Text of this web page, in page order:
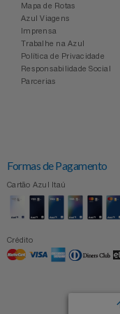
Mapa de Rotas
Azul Viagens
Imprensa
Trabalhe na Azul
Política de Privacidade
Responsabilidade Social
Parcerias
Formas de Pagamento
Cartão Azul Itaú
Crédito